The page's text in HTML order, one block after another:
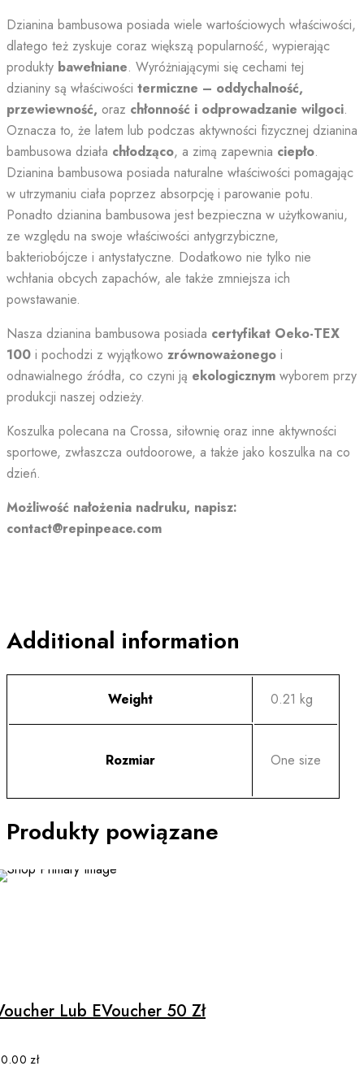
Dzianina bambusowa posiada wiele wartościowych właściwości,
dlatego też zyskuje coraz większą popularność, wypierając
produkty bawełniane. Wyróżniającymi się cechami tej
dzianiny są właściwości termiczne – oddychalność,
przewiewność, oraz chłonność i odprowadzanie wilgoci.
Oznacza to, że latem lub podczas aktywności fizycznej dzianina
bambusowa działa chłodząco, a zimą zapewnia ciepło.
Dzianina bambusowa posiada naturalne właściwości pomagając
w utrzymaniu ciała poprzez absorpcję i parowanie potu.
Ponadto dzianina bambusowa jest bezpieczna w użytkowaniu,
ze względu na swoje właściwości antygrzybiczne,
bakteriobójcze i antystatyczne. Dodatkowo nie tylko nie
wchłania obcych zapachów, ale także zmniejsza ich
powstawanie.
Nasza dzianina bambusowa posiada certyfikat Oeko-TEX
100 i pochodzi z wyjątkowo zrównoważonego i
odnawialnego źródła, co czyni ją ekologicznym wyborem przy
produkcji naszej odzieży.
Koszulka polecana na Crossa, siłownię oraz inne aktywności
sportowe, zwłaszcza outdoorowe, a także jako koszulka na co
dzień.
Możliwość nałożenia nadruku, napisz:
contact@repinpeace.com
Additional information
Weight 0.21 kg
Rozmiar One size
Produkty powiązane
multiple
variants.
Lub EVoucher 50 Zł
zł